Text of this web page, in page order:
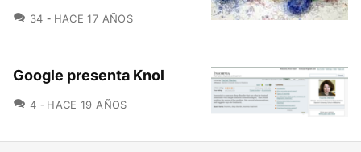
34 COMENTARIOS
HACE 17 AÑOS
Google presenta Knol
4 COMENTARIOS
HACE 19 AÑOS